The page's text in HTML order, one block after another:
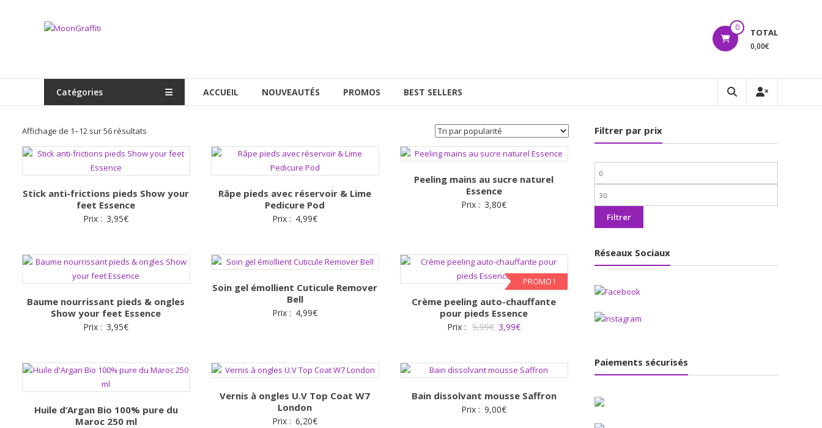
MoonGraffiti 0 TOTAL
0,00€
Catégories ACCUEIL NOUVEAUTÉS PROMOS BEST SELLERS
Affichage de 1–12 sur 56 résultats
par
popularité
Stick anti-frictions pieds Show your
feet Essence
Prix : 3,95€
Râpe pieds avec réservoir & Lime
Pedicure Pod
Prix : 4,99€
Peeling mains au sucre naturel
Essence
Prix : 3,80€
Baume nourrissant pieds & ongles
Show your feet Essence
Prix : 3,95€
Soin gel émollient Cuticule Remover
Bell
Prix : 4,99€
PROMO !
Crème peeling auto-chauffante
pour pieds Essence
Prix : 5,99€ Le
était :
3,99€Le
est :
Huile d’Argan Bio 100% pure du
Maroc 250 ml
Vernis à ongles U.V Top Coat W7
London
Prix : 6,20€
Bain dissolvant mousse Saffron
Prix : 9,00€
Filtrer par prix
Prix
min
Prix
max
Filtrer
Réseaux Sociaux
Paiements sécurisés